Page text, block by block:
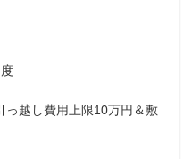
越し費用上限10万円＆敷